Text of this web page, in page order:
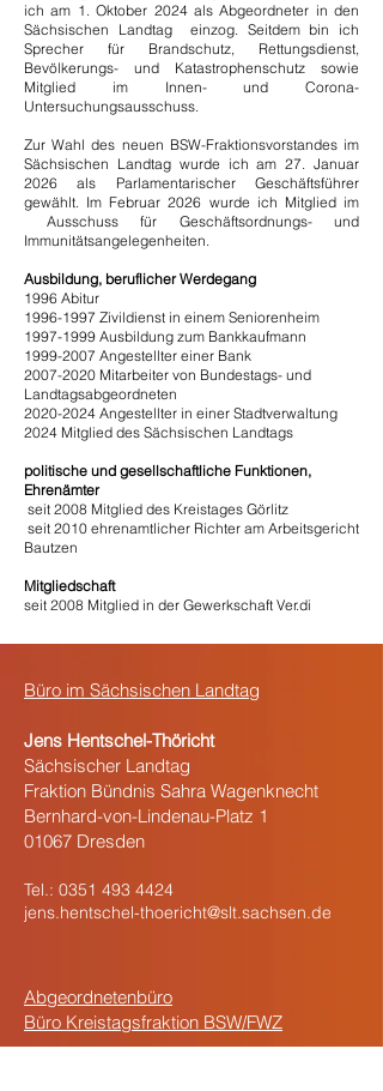
ich am 1. Oktober 2024 als Abgeordneter in den
Sächsischen Landtag einzog. Seitdem bin ich
Sprecher für Brandschutz, Rettungsdienst,
Bevölkerungs- und Katastrophenschutz sowie
Mitglied im Innen- und Corona-
Untersuchungsausschuss.
Zur Wahl des neuen BSW-Fraktionsvorstandes im
Sächsischen Landtag wurde ich am 27. Januar
2026 als Parlamentarischer Geschäftsführer
gewählt. Im Februar 2026 wurde ich Mitglied im
Ausschuss für Geschäftsordnungs- und
Immunitätsangelegenheiten.
Ausbildung, beruflicher Werdegang
1996 Abitur
1996-1997 Zivildienst in einem Seniorenheim
1997-1999 Ausbildung zum Bankkaufmann
1999-2007 Angestellter einer Bank
2007-2020 Mitarbeiter von Bundestags- und
Landtagsabgeordneten
2020-2024 Angestellter in einer Stadtverwaltung
2024 Mitglied des Sächsischen Landtags
politische und gesellschaftliche Funktionen,
Ehrenämter
seit 2008 Mitglied des Kreistages Görlitz
seit 2010 ehrenamtlicher Richter am Arbeitsgericht
Bautzen
Mitgliedschaft
seit 2008 Mitglied in der Gewerkschaft Ver.di
Büro im Sächsischen Landtag
Jens Hentschel-Thöricht
Sächsischer Landtag
Fraktion Bündnis Sahra Wagenknecht
Bernhard-von-Lindenau-Platz 1
01067 Dresden
Tel.: 0351 493 4424
jens.hentschel-thoericht@slt.sachsen.de
Abgeordnetenbüro
Büro Kreistagsfraktion BSW/FWZ